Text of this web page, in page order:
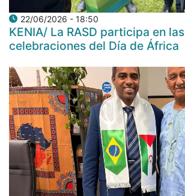
22/06/2026 - 18:50
KENIA/ La RASD participa en las
celebraciones del Día de África